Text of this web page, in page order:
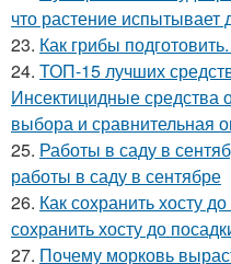
что растение испытывает
23. Как грибы
24. ТОП-15 лучших
Инсектицидные средства
выбора и сравнительная
25. Работы в саду в
работы в саду в сентябре
26. Как сохранить хосту
сохранить хосту до
27. Почему морковь